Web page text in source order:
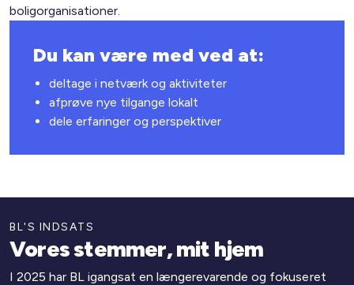
Du kan være med ved at:
deltage i netværk og aktiviteter
afprøve nye tilgange lokalt
dele erfaringer og perspektiver
boligorganisationer.
BL'S INDSATS
Vores stemmer, mit hjem
I 2025 har BL igangsat en længerevarende og fokuseret